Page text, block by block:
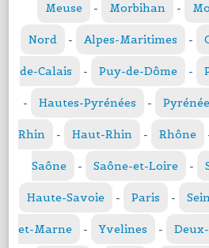
Meuse - Morbihan -
Nord - Alpes-Maritimes -
de-Calais - Puy-de-Dôme -
- Hautes-Pyrénées -
Rhin - Haut-Rhin - Rhône
Saône - Saône-et-Loire -
Haute-Savoie - Paris -
et-Marne - Yvelines -